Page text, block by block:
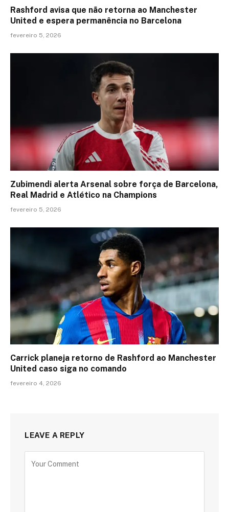
Rashford avisa que não retorna ao Manchester
United e espera permanência no Barcelona
fevereiro 5, 2026
Zubimendi alerta Arsenal sobre força de Barcelona,
Real Madrid e Atlético na Champions
fevereiro 5, 2026
Carrick planeja retorno de Rashford ao Manchester
United caso siga no comando
fevereiro 4, 2026
LEAVE A REPLY